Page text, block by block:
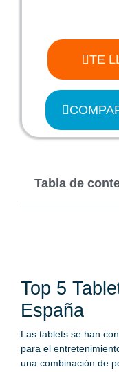
Top 5
España
Las tablets se han
para el
una combinación de
TE
Tabla de